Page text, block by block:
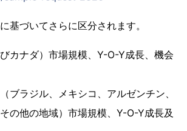
基づいてさらに区分されます。
カナダ）市場規模、Y-O-Y成長、機会
ブラジル、メキシコ、アルゼンチン、
の他の地域）市場規模、Y-O-Y成長及